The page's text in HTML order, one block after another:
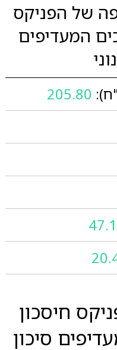
של הפניקס
המעדיפים
205.80
חיסכון
סיכון